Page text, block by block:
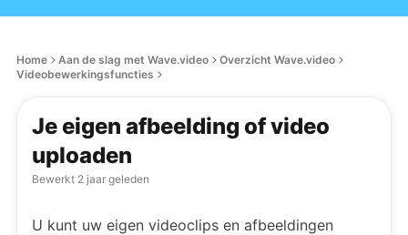
Home Aan de slag met Wave.video
Overzicht Wave.video
Videobewerkingsfuncties
Je eigen afbeelding of video
uploaden
Bewerkt 2 jaar geleden
U kunt uw eigen videoclips en afbeeldingen